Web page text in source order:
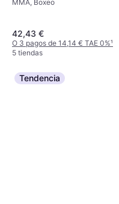
Negro/Blanco
MMA, Boxeo
42,43 €
O 3 pagos de 14,14 € TAE 0%¹
5 tiendas
Tendencia